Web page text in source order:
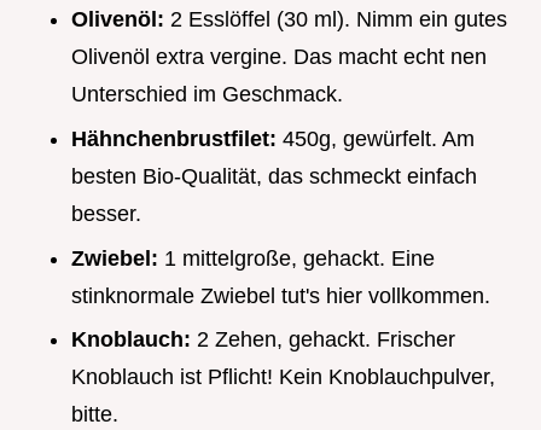
Olivenöl: 2 Esslöffel (30 ml). Nimm ein gutes
Olivenöl extra vergine. Das macht echt nen
Unterschied im Geschmack.
Hähnchenbrustfilet: 450g, gewürfelt. Am
besten Bio-Qualität, das schmeckt einfach
besser.
Zwiebel: 1 mittelgroße, gehackt. Eine
stinknormale Zwiebel tut's hier vollkommen.
Knoblauch: 2 Zehen, gehackt. Frischer
Knoblauch ist Pflicht! Kein Knoblauchpulver,
bitte.